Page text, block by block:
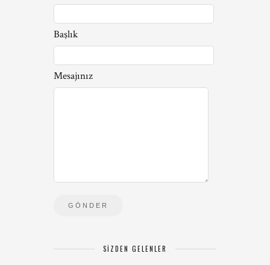
Başlık
Mesajınız
SIZDEN GELENLER